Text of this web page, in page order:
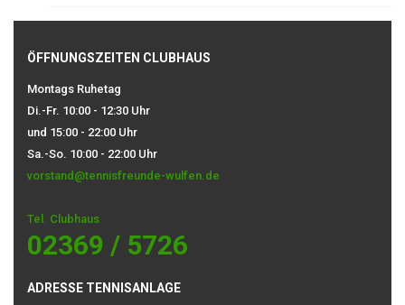
ÖFFNUNGSZEITEN CLUBHAUS
Montags Ruhetag
Di.-Fr. 10:00 - 12:30 Uhr
und 15:00 - 22:00 Uhr
Sa.-So. 10:00 - 22:00 Uhr
vorstand@tennisfreunde-wulfen.de
Tel. Clubhaus
02369 / 5726
ADRESSE TENNISANLAGE